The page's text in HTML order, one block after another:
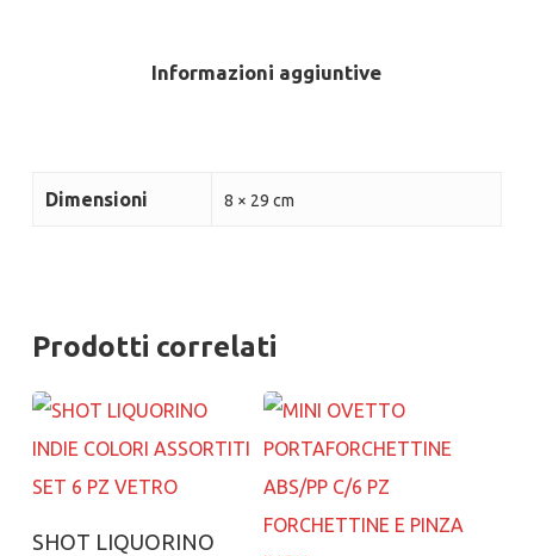
Informazioni aggiuntive
Dimensioni 8 × 29 cm
Prodotti correlati
Aggiungi al carrello
SHOT LIQUORINO